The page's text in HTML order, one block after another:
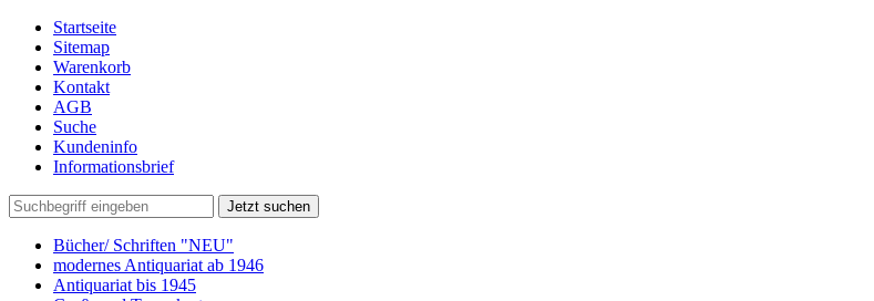
Startseite
Sitemap
Warenkorb
Kontakt
AGB
Suche
Kundeninfo
Informationsbrief
Jetzt suchen
Bücher/ Schriften "NEU"
modernes Antiquariat ab 1946
Antiquariat bis 1945